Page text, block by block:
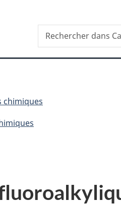
Rechercher
dans
chimiques